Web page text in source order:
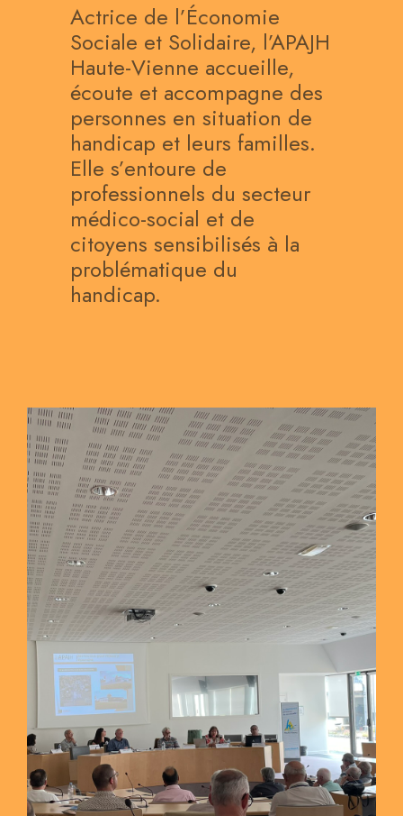
Actrice de l’Économie
Sociale et Solidaire, l’APAJH
Haute-Vienne accueille,
écoute et accompagne des
personnes en situation de
handicap et leurs familles.
Elle s’entoure de
professionnels du secteur
médico-social et de
citoyens sensibilisés à la
problématique du
handicap.